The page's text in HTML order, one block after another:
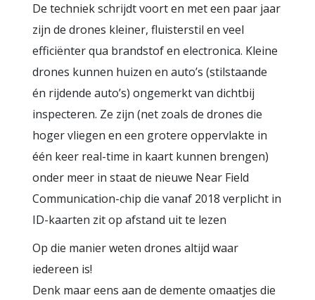
De techniek schrijdt voort en met een paar jaar
zijn de drones kleiner, fluisterstil en veel
efficiënter qua brandstof en electronica. Kleine
drones kunnen huizen en auto’s (stilstaande
én rijdende auto’s) ongemerkt van dichtbij
inspecteren. Ze zijn (net zoals de drones die
hoger vliegen en een grotere oppervlakte in
één keer real-time in kaart kunnen brengen)
onder meer in staat de nieuwe Near Field
Communication-chip die vanaf 2018 verplicht in
ID-kaarten zit op afstand uit te lezen
Op die manier weten drones altijd waar
iedereen is!
Denk maar eens aan de demente omaatjes die